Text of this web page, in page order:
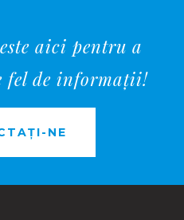
aici pentru a
fel de informații!
NE